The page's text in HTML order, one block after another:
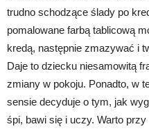
trudno schodzące ślady po
pomalowane farbą tablicową
kredą, następnie zmazywać i
Daje to dziecku niesamowitą
zmiany w pokoju. Ponadto, w
sensie decyduje o tym, jak
śpi, bawi się i uczy. Warto